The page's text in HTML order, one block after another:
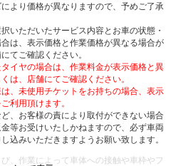
より価格が異なりますので、予めご了承
いただいたサービス内容とお車の状態・
は、表示価格と作業価格が異なる場合が
てご確認ください。
イヤの場合は、作業料金が表示価格と異
は、店舗にてご確認ください。
、未使用チケットをお持ちの場合、表示
利用頂けます。
、お客様の責により取付ができない場合
等お受けいたしかねますので、必ず車両
込みいただきますようお願い致します。
、作業によって車体への接触や車枠やフ